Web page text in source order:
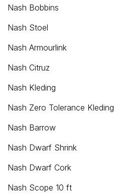
Nash Bobbins
Nash Stoel
Nash Armourlink
Nash Citruz
Nash Kleding
Nash Zero Tolerance Kleding
Nash Barrow
Nash Dwarf Shrink
Nash Dwarf Cork
Nash Scope 10 ft